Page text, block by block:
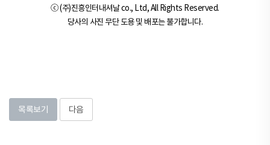
ⓒ (주)진흥인터내셔날 co., Ltd, All Rights Reserved.
당사의 사진 무단 도용 및 배포는 불가합니다.
목록보기 다음